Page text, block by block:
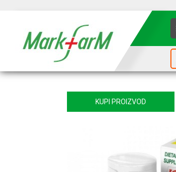
KUPI PROIZVOD